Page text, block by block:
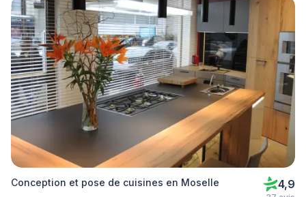
Conception et pose de cuisines en Moselle 4,9